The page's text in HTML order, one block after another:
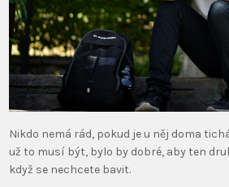
Nikdo nemá rád, pokud je u něj doma
už to musí být, bylo by dobré, aby ten
když se nechcete bavit.